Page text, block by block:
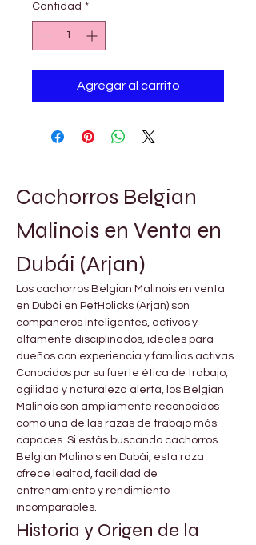
Cantidad *
Agregar al carrito
Cachorros Belgian
Malinois en Venta en
Dubái (Arjan)
Los cachorros Belgian Malinois en venta
en Dubái en PetHolicks (Arjan) son
compañeros inteligentes, activos y
altamente disciplinados, ideales para
dueños con experiencia y familias activas.
Conocidos por su fuerte ética de trabajo,
agilidad y naturaleza alerta, los Belgian
Malinois son ampliamente reconocidos
como una de las razas de trabajo más
capaces. Si estás buscando cachorros
Belgian Malinois en Dubái, esta raza
ofrece lealtad, facilidad de
entrenamiento y rendimiento
incomparables.
Historia y Origen de la